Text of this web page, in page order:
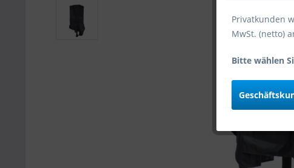
Privatkunden
MwSt. (netto)
Bitte wählen